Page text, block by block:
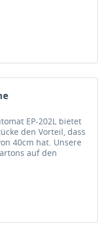
EP-202L bietet
den Vorteil, dass
40cm hat. Unsere
auf den